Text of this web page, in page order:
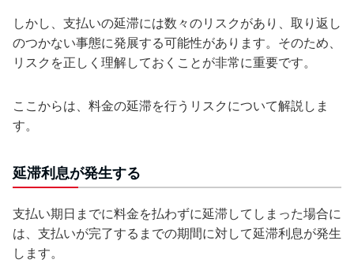
しかし、支払いの延滞には数々のリスクがあり、取り返し
のつかない事態に発展する可能性があります。そのため、
リスクを正しく理解しておくことが非常に重要です。
ここからは、料金の延滞を行うリスクについて解説しま
す。
延滞利息が発生する
支払い期日までに料金を払わずに延滞してしまった場合に
は、支払いが完了するまでの期間に対して延滞利息が発生
します。